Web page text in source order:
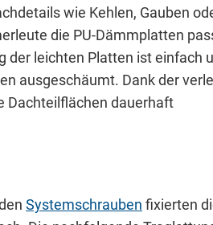
wie Kehlen, Gauben
die PU-Dämmplatten
der leichten Platten ist einfach
ausgeschäumt. Dank der
Dachteilflächen dauerhaft
Systemschrauben fixierten